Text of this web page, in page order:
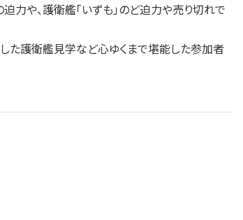
や、護衛艦「いずも」のど迫力や売り切れで
た護衛艦見学など心ゆくまで堪能した参加者